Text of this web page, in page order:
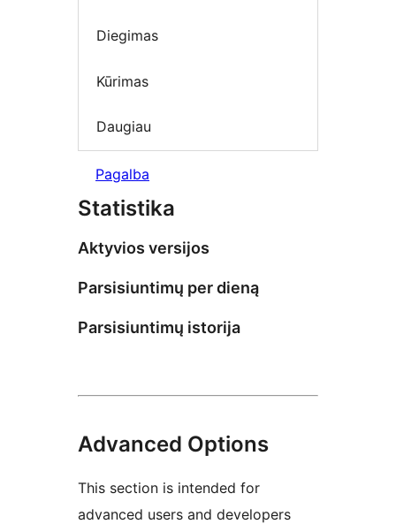
Diegimas
Kūrimas
Daugiau
Pagalba
Statistika
Aktyvios versijos
Parsisiuntimų per dieną
Parsisiuntimų istorija
Advanced Options
This section is intended for
advanced users and developers